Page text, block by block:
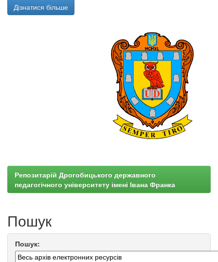
Дізнатися більше
Репозитарій Дрогобицького державного
педагогічного університету імені Івана Франка
Пошук
Пошук: